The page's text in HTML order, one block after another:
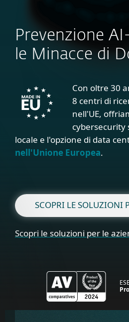
Prevenzione
le Minacce di
Con oltre 30
8 centri di
nell'UE,
cybersecurity
locale e l'opzione di data
nell'Unione Europea.
SCOPRI LE SOLUZIONI
Scopri le soluzioni per le